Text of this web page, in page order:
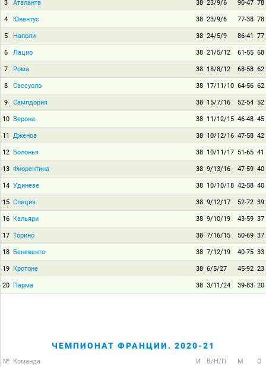
3 Аталанта 38 23/9/6 90-47 78
4 Ювентус 38 23/9/6 77-38 78
5 Наполи 38 24/5/9 86-41 77
6 Лацио 38 21/5/12 61-55 68
7 Рома 38 18/8/12 68-58 62
8 Сассуоло 38 17/11/10 64-56 62
9 Сампдория 38 15/7/16 52-54 52
10 Верона 38 11/12/15 46-48 45
11 Дженоа 38 10/12/16 47-58 42
12 Болонья 38 10/11/17 51-65 41
13 Фиорентина 38 9/13/16 47-59 40
14 Удинезе 38 10/10/18 42-58 40
15 Специя 38 9/12/17 52-72 39
16 Кальяри 38 9/10/19 43-59 37
17 Торино 38 7/16/15 50-69 37
18 Беневенто 38 7/12/19 40-75 33
19 Кротоне 38 6/5/27 45-92 23
20 Парма 38 3/11/24 39-83 20
ЧЕМПИОНАТ ФРАНЦИИ. 2020-21
№ Команда И В/Н/П М О